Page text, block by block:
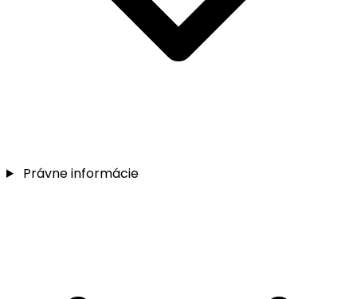
Právne informácie